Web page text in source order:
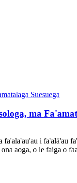
ma
i
aoga, o le faiga o